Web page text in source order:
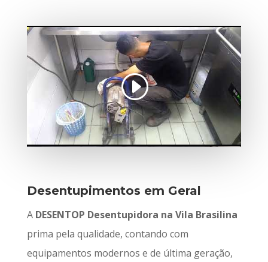
Desentupimentos em Geral
A DESENTOP Desentupidora na Vila Brasilina
prima pela qualidade, contando com
equipamentos modernos e de última geração,